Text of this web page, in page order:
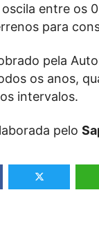
entre os
para
pela
os anos,
intervalos.
pelo